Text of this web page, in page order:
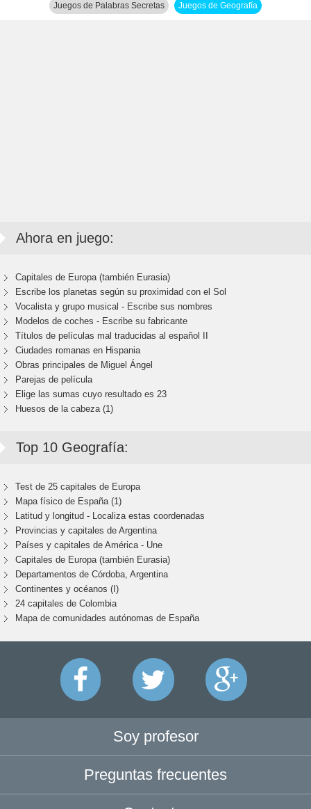
Juegos de Palabras Secretas Juegos de Geografía
Ahora en juego:
Capitales de Europa (también Eurasia)
Escribe los planetas según su proximidad con el Sol
Vocalista y grupo musical - Escribe sus nombres
Modelos de coches - Escribe su fabricante
Títulos de películas mal traducidas al español II
Ciudades romanas en Hispania
Obras principales de Miguel Ángel
Parejas de película
Elige las sumas cuyo resultado es 23
Huesos de la cabeza (1)
Top 10 Geografía:
Test de 25 capitales de Europa
Mapa físico de España (1)
Latitud y longitud - Localiza estas coordenadas
Provincias y capitales de Argentina
Países y capitales de América - Une
Capitales de Europa (también Eurasia)
Departamentos de Córdoba, Argentina
Continentes y océanos (I)
24 capitales de Colombia
Mapa de comunidades autónomas de España
Soy profesor
Preguntas frecuentes